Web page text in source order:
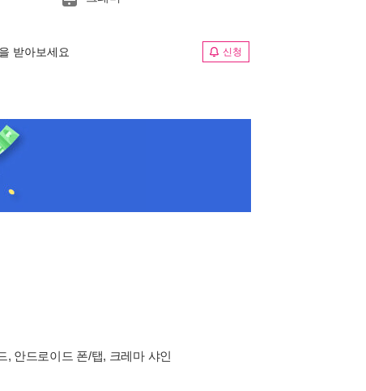
받아보세요 신청
, 안드로이드 폰/탭, 크레마 샤인